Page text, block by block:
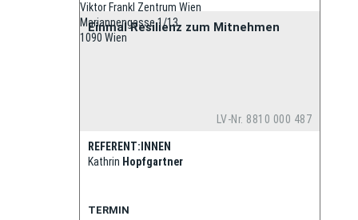
Einmal Resilienz zum Mitnehmen
LV-Nr. 8810 000 487
REFERENT:INNEN
Kathrin Hopfgartner
TERMIN
Viktor Frankl Zentrum Wien
Mariannengasse 1/13
1090 Wien